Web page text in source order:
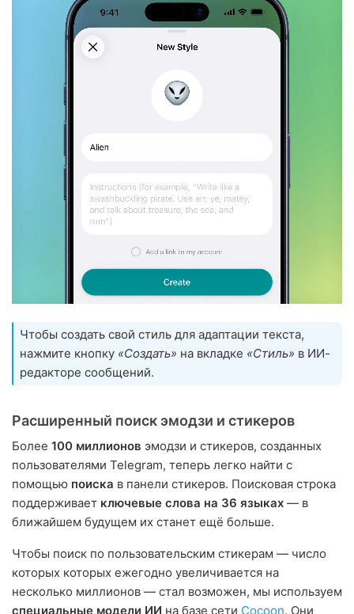
Чтобы создать свой стиль для адаптации текста,
нажмите кнопку «Создать» на вкладке «Стиль» в ИИ-
редакторе сообщений.
Расширенный поиск эмодзи и стикеров
Более 100 миллионов эмодзи и стикеров, созданных
пользователями Telegram, теперь легко найти с
помощью поиска в панели стикеров. Поисковая строка
поддерживает ключевые слова на 36 языках — в
ближайшем будущем их станет ещё больше.
Чтобы поиск по пользовательским стикерам — число
которых которых ежегодно увеличивается на
несколько миллионов — стал возможен, мы используем
специальные модели ИИ на базе сети Cocoon. Они